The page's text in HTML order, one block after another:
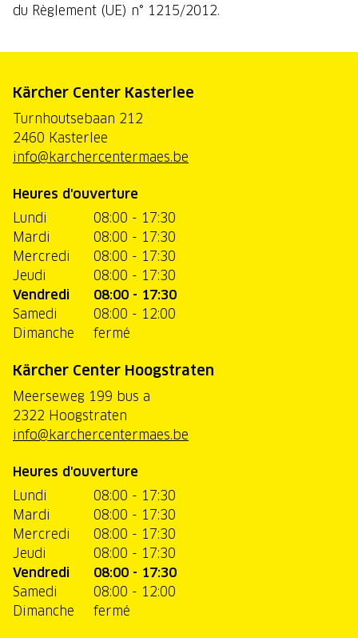
du Règlement (UE) n° 1215/2012.
Kärcher Center Kasterlee
Turnhoutsebaan 212
2460 Kasterlee
info@karchercentermaes.be
Heures d'ouverture
Lundi
08:00 - 17:30
Mardi
08:00 - 17:30
Mercredi
08:00 - 17:30
Jeudi
08:00 - 17:30
Vendredi
08:00 - 17:30
Samedi
08:00 - 12:00
Dimanche
fermé
Kärcher Center Hoogstraten
Meerseweg 199 bus a
2322 Hoogstraten
info@karchercentermaes.be
Heures d'ouverture
Lundi
08:00 - 17:30
Mardi
08:00 - 17:30
Mercredi
08:00 - 17:30
Jeudi
08:00 - 17:30
Vendredi
08:00 - 17:30
Samedi
08:00 - 12:00
Dimanche
fermé